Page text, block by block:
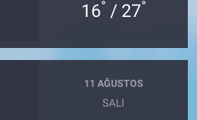
16° / 27°
11 AĞUSTOS
SALI